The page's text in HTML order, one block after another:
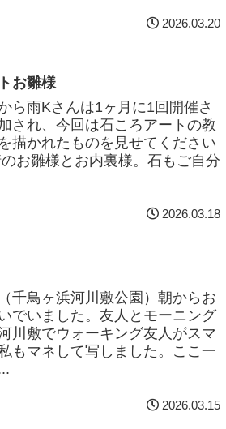
2026.03.20
お雛様
ら雨Kさんは1ヶ月に1回開催さ
され、今回は石ころアートの教
描かれたものを見せてください
お雛様とお内裏様。石もご自分
2026.03.18
千鳥ヶ浜河川敷公園）朝からお
でいました。友人とモーニング
川敷でウォーキング友人がスマ
もマネして写しました。ここ一
2026.03.15